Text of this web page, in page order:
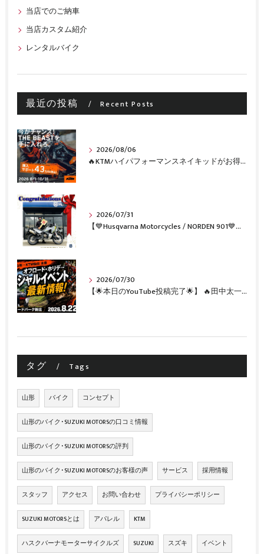
当店でのご納車
当店カスタム紹介
レンタルバイク
最近の投稿 Recent Posts
2026/08/06
🔥KTMハイパフォーマンスネイキッドがお得に手に入るチャンス🔥
2026/07/31
【💙Husqvarna Motorcycles / NORDEN 901💙】 ご納車おめでとうございます🎉✨
2026/07/30
【🌟本日のYouTube投稿完了🌟】 🔥田中太一さんをスペシャルゲストに🔥 8月22日(土)オフロード・ホリデー最新情報！！
タグ Tags
山形 バイク コンセプト
山形のバイク･SUZUKI MOTORSの口コミ情報
山形のバイク･SUZUKI MOTORSの評判
山形のバイク･SUZUKI MOTORSのお客様の声 サービス 採用情報
スタッフ アクセス お問い合わせ プライバシーポリシー
SUZUKI MOTORSとは アパレル KTM
ハスクバーナモーターサイクルズ SUZUKI スズキ イベント